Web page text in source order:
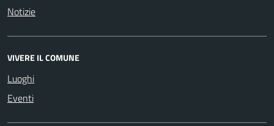
Notizie
VIVERE IL COMUNE
Luoghi
Eventi